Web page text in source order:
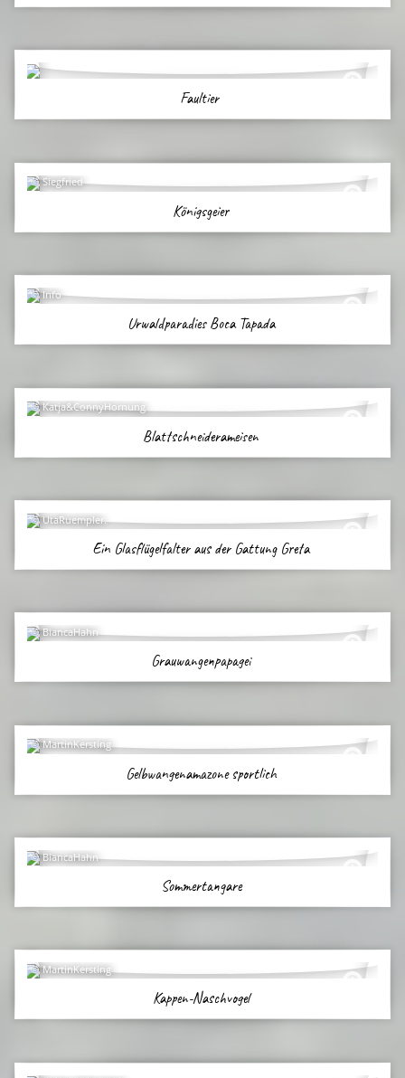
Faultier
Siegfried
Königsgeier
Info
Urwaldparadies Boca Tapada
Katja&ConnyHornung
Blattschneiderameisen
UtaRuempler.
Ein Glasflügelfalter aus der Gattung Greta
BiancaHahn
Grauwangenpapagei
MartinKersting
Gelbwangenamazone sportlich
BiancaHahn
Sommertangare
MartinKersting
Kappen-Naschvogel